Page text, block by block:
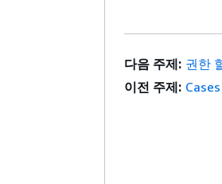
다음 주제: 권한
이전 주제: Cases